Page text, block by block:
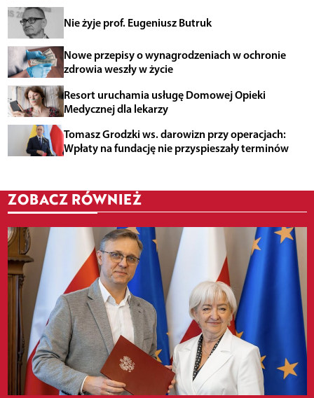
Nie żyje prof. Eugeniusz Butruk
Nowe przepisy o wynagrodzeniach w ochronie
zdrowia weszły w życie
Resort uruchamia usługę Domowej Opieki
Medycznej dla lekarzy
Tomasz Grodzki ws. darowizn przy operacjach:
Wpłaty na fundację nie przyspieszały terminów
ZOBACZ RÓWNIEŻ